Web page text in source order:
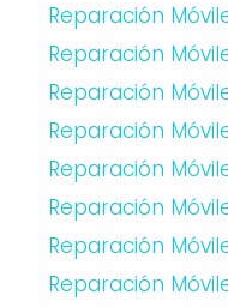
Reparación
Reparación
Reparación
Reparación
Reparación
Reparación
Reparación
Reparación